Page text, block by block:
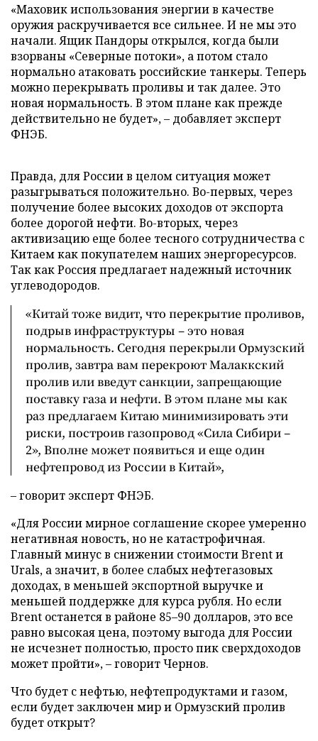
«Маховик использования энергии в качестве
оружия раскручивается все сильнее. И не мы это
начали. Ящик Пандоры открылся, когда были
взорваны «Северные потоки», а потом стало
нормально атаковать российские танкеры. Теперь
можно перекрывать проливы и так далее. Это
новая нормальность. В этом плане как прежде
действительно не будет», – добавляет эксперт
ФНЭБ.
Правда, для России в целом ситуация может
разыгрываться положительно. Во-первых, через
получение более высоких доходов от экспорта
более дорогой нефти. Во-вторых, через
активизацию еще более тесного сотрудничества с
Китаем как покупателем наших энергоресурсов.
Так как Россия предлагает надежный источник
углеводородов.
«Китай тоже видит, что перекрытие проливов,
подрыв инфраструктуры – это новая
нормальность. Сегодня перекрыли Ормузский
пролив, завтра вам перекроют Малаккский
пролив или введут санкции, запрещающие
поставку газа и нефти. В этом плане мы как
раз предлагаем Китаю минимизировать эти
риски, построив газопровод «Сила Сибири –
2», Вполне может появиться и еще один
нефтепровод из России в Китай»,
– говорит эксперт ФНЭБ.
«Для России мирное соглашение скорее умеренно
негативная новость, но не катастрофичная.
Главный минус в снижении стоимости Brent и
Urals, а значит, в более слабых нефтегазовых
доходах, в меньшей экспортной выручке и
меньшей поддержке для курса рубля. Но если
Brent останется в районе 85–90 долларов, это все
равно высокая цена, поэтому выгода для России
не исчезнет полностью, просто пик сверхдоходов
может пройти», – говорит Чернов.
Что будет с нефтью, нефтепродуктами и газом,
если будет заключен мир и Ормузский пролив
будет открыт?